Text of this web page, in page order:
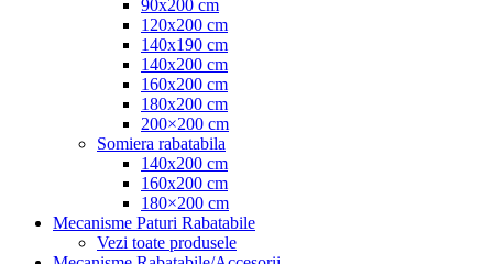
90x200 cm
120x200 cm
140x190 cm
140x200 cm
160x200 cm
180x200 cm
200×200 cm
Somiera rabatabila
140x200 cm
160x200 cm
180×200 cm
Mecanisme Paturi Rabatabile
Vezi toate produsele